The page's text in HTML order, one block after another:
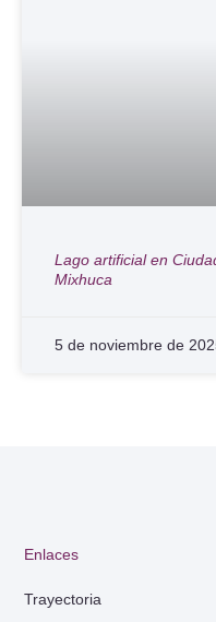
Lago artificial en
Mixhuca
5 de noviembre de
Enlaces
Trayectoria